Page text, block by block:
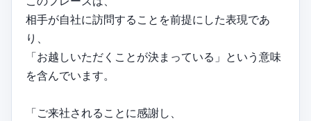
相手が自社に訪問することを前提にした表現であ
り、
「お越しいただくことが決まっている」という意味
を含んでいます。
「ご来社されることに感謝し、